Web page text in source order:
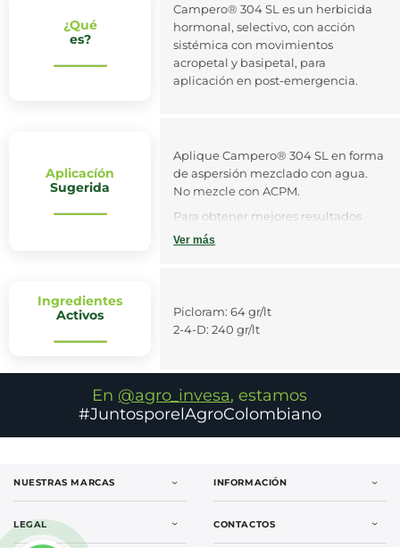
¿Qué
es?
Campero® 304 SL es un herbicida
hormonal, selectivo, con acción
sistémica con movimientos
acropetal y basipetal, para
aplicación en post-emergencia.
Aplicacíón
Sugerida
Aplique Campero® 304 SL en forma
de aspersión mezclado con agua.
No mezcle con ACPM.
Para obtener mejores resultados
utilice Campero® 304 SL cuando las
el período de lluvias o cuando existe
suficiente humedad en el suelo.
Ver más
Ingredientes
Activos
Picloram: 64 gr/lt
2-4-D: 240 gr/lt
En @agro_invesa, estamos
#JuntosporelAgroColombiano
NUESTRAS MARCAS
Sapolin
Fibratore
INFORMACIÓN
Nosotros
LEGAL CONTACTOS